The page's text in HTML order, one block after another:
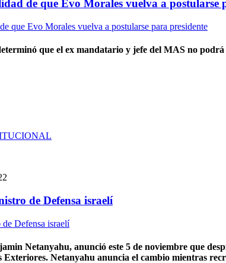
de que Evo Morales vuelva a postularse
que el ex mandatario y jefe del MAS no podrá
de Defensa israelí
Netanyahu, anunció este 5 de noviembre que
Netanyahu anuncia el cambio mientras